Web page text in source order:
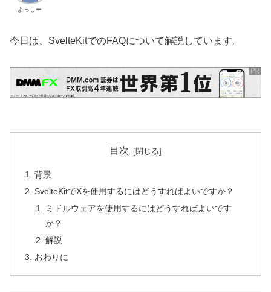
よっしー
今日は、SvelteKitでのFAQについて解説しています。
目次
背景
SvelteKitでXを使用するにはどうすればよいですか？
ミドルウェアを使用するにはどうすればよいです
か？
解説
おわりに